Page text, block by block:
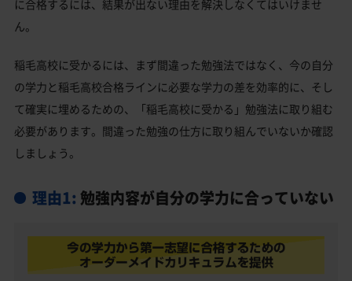
稲毛高校と偏差値が近い私立・国立高校一覧
千葉市美浜区の他の公立高校
千葉市美浜区の他の私立高校
に合格するには、結果が出ない理由を解決しなくてはいけませ
ん。
稲毛高校に受かるには、まず間違った勉強法ではなく、今の自分
の学力と稲毛高校合格ラインに必要な学力の差を効率的に、そし
て確実に埋めるための、「稲毛高校に受かる」勉強法に取り組む
必要があります。間違った勉強の仕方に取り組んでいないか確認
しましょう。
理由1: 勉強内容が自分の学力に合っていない